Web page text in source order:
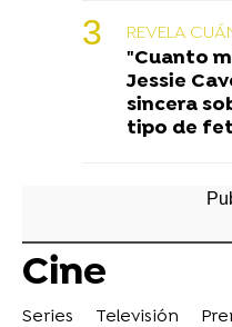
REVELA
"Cuanto
Jessie
sincera
tipo de
Cine
Series Televisión